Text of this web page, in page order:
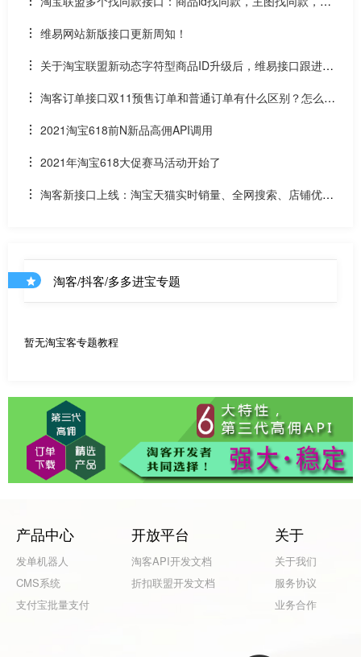
U找同款
维易网站新版接口更新周知！
关于淘宝联盟新动态字符型商品ID升级后，维易接口跟进情
况和API调用说明
淘客订单接口双11预售订单和普通订单有什么区别？怎么区
分是淘客双11预售订单是否已付尾款？预售中支付了定金的宝
贝该如何计算佣金
2021淘宝618前N新品高佣API调用
2021年淘宝618大促赛马活动开始了
淘客新接口上线：淘宝天猫实时销量、全网搜索、店铺优惠
淘客/抖客/多多进宝专题
暂无淘宝客专题教程
产品中心
发单机器人
CMS系统
支付宝批量支付
开放平台
淘客API开发文档
折扣联盟开发文档
关于
关于我们
服务协议
业务合作